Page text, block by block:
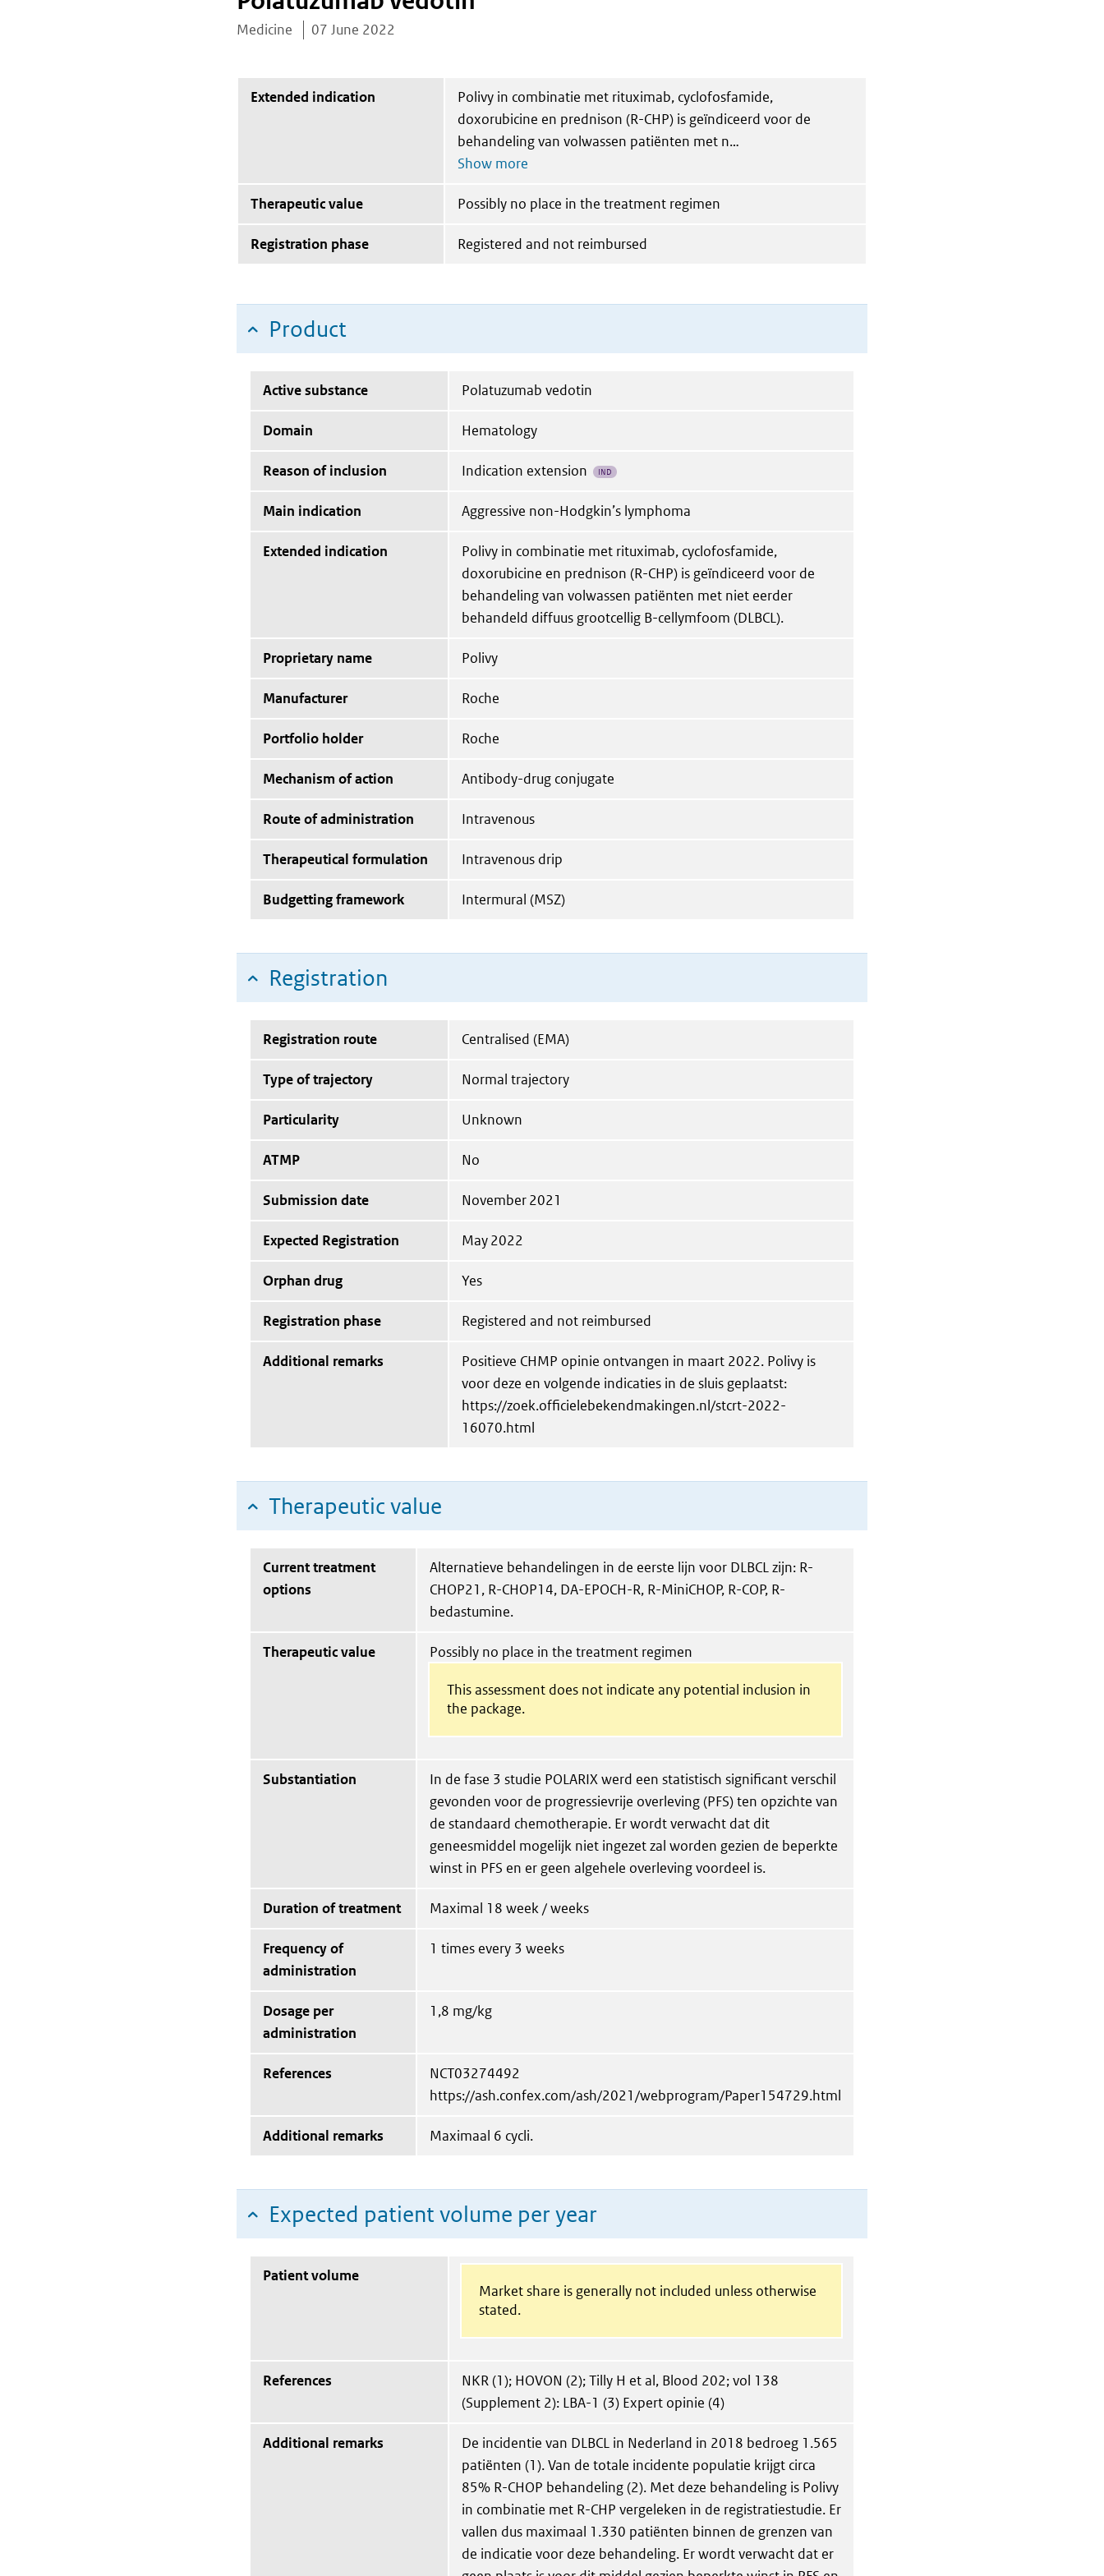
Medicine 07 June 2022
Extended indication
Polivy in combinatie met rituximab, cyclofosfamide,
doxorubicine en prednison (R-CHP) is geïndiceerd voor de
behandeling van volwassen patiënten met n
Therapeutic value Possibly no place in the treatment regimen
Registration phase Registered and not reimbursed
Product
Active substance Polatuzumab vedotin
Domain Hematology
Reason of inclusion Indication extension IND
Main indication Aggressive non-Hodgkin’s lymphoma
Extended indication
Polivy in combinatie met rituximab, cyclofosfamide,
doxorubicine en prednison (R-CHP) is geïndiceerd voor de
behandeling van volwassen patiënten met niet eerder
behandeld diffuus grootcellig B-cellymfoom (DLBCL).
Proprietary name Polivy
Manufacturer Roche
Portfolio holder Roche
Mechanism of action Antibody-drug conjugate
Route of administration Intravenous
Therapeutical formulation Intravenous drip
Budgetting framework Intermural (MSZ)
Registration
Registration route Centralised (EMA)
Type of trajectory Normal trajectory
Particularity Unknown
ATMP No
Submission date November 2021
Expected Registration May 2022
Orphan drug Yes
Registration phase Registered and not reimbursed
Additional remarks
Positieve CHMP opinie ontvangen in maart 2022. Polivy is
voor deze en volgende indicaties in de sluis geplaatst:
https://zoek.officielebekendmakingen.nl/stcrt-2022-
16070.html
Therapeutic value
Current treatment
options
Alternatieve behandelingen in de eerste lijn voor DLBCL zijn: R-
CHOP21, R-CHOP14, DA-EPOCH-R, R-MiniCHOP, R-COP, R-
bedastumine.
Therapeutic value Possibly no place in the treatment regimen
This assessment does not indicate any potential inclusion in
the package.
Substantiation
In de fase 3 studie POLARIX werd een statistisch significant verschil
gevonden voor de progressievrije overleving (PFS) ten opzichte van
de standaard chemotherapie. Er wordt verwacht dat dit
geneesmiddel mogelijk niet ingezet zal worden gezien de beperkte
winst in PFS en er geen algehele overleving voordeel is.
Duration of treatment Maximal 18 week / weeks
Frequency of
administration
1 times every 3 weeks
Dosage per
administration
1,8 mg/kg
References
NCT03274492
https://ash.confex.com/ash/2021/webprogram/Paper154729.html
Additional remarks Maximaal 6 cycli.
Expected patient volume per year
Patient volume
Market share is generally not included unless otherwise
stated.
References
NKR (1); HOVON (2); Tilly H et al, Blood 202; vol 138
(Supplement 2): LBA-1 (3) Expert opinie (4)
Additional remarks
De incidentie van DLBCL in Nederland in 2018 bedroeg 1.565
patiënten (1). Van de totale incidente populatie krijgt circa
85% R-CHOP behandeling (2). Met deze behandeling is Polivy
in combinatie met R-CHP vergeleken in de registratiestudie. Er
vallen dus maximaal 1.330 patiënten binnen de grenzen van
de indicatie voor deze behandeling. Er wordt verwacht dat er